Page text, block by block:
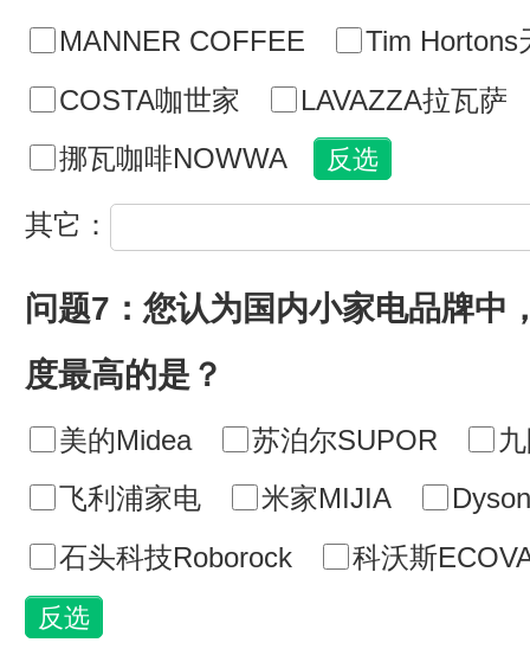
MANNER COFFEE
Tim Hortons
COSTA咖世家
LAVAZZA拉瓦萨
挪瓦咖啡NOWWA
其它：
问题7：您认为国内小家电品牌中
度最高的是？
美的Midea 苏泊尔SUPOR
飞利浦家电
米家MIJIA
石头科技Roborock
科沃斯